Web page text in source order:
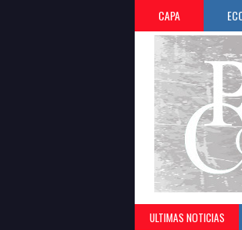
CAPA
ULTIMAS NOTICIAS